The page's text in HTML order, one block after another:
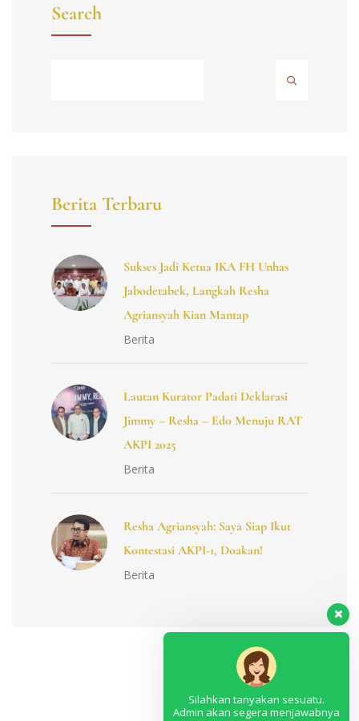
Search
Berita Terbaru
Sukses Jadi Ketua IKA FH Unhas
Jabodetabek, Langkah Resha
Agriansyah Kian Mantap
Berita
Lautan Kurator Padati Deklarasi
Jimmy – Resha – Edo Menuju RAT
AKPI 2025
Berita
Resha Agriansyah: Saya Siap Ikut
Kontestasi AKPI-1, Doakan!
Berita
Silahkan tanyakan sesuatu.
Admin akan segera menjawabnya